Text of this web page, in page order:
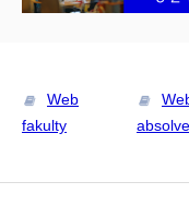
Web
fakulty